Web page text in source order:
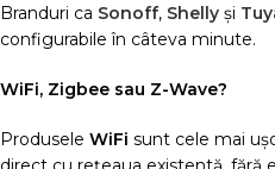
Branduri ca Sonoff, Shelly și
configurabile în câteva minute.
WiFi, Zigbee sau Z-Wave?
Produsele WiFi sunt cele mai